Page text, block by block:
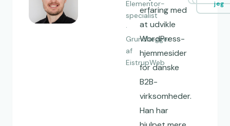
Elementor-
specialist
·
Grundlægger
af
EistrupWeb
erfaring med
at udvikle
WordPress-
hjemmesider
for danske
B2B-
virksomheder.
Han har
jeg